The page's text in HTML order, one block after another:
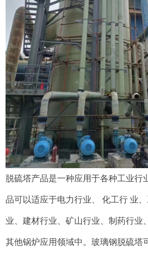
脱硫塔产品是一种应用于各种工业行
品可以适应于电力行业、 化工行 业
业、建材行业、矿山行业、制药行业
其他锅炉应用领域中。玻璃钢脱硫塔